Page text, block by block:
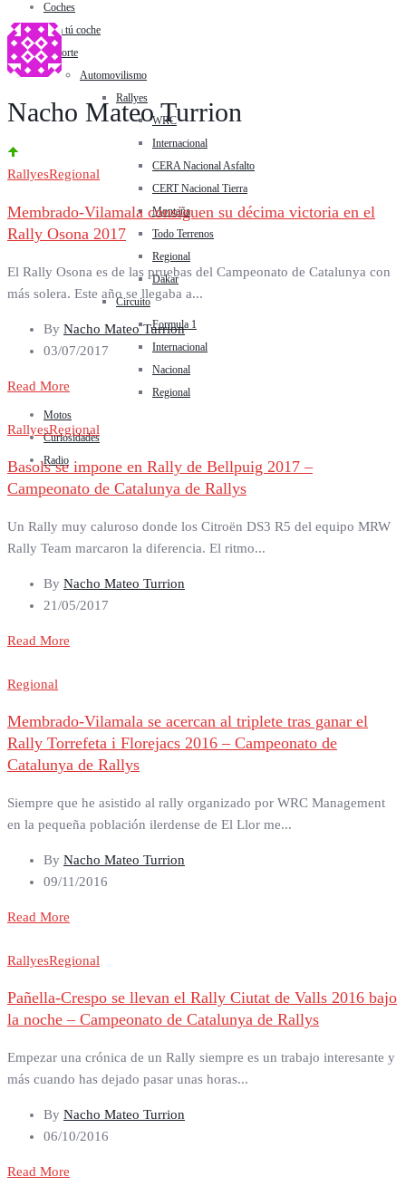
Coches
Tasa tú coche
Deporte
Automovilismo
Rallyes
WRC
Internacional
CERA Nacional Asfalto
CERT Nacional Tierra
Montaña
Todo Terrenos
Regional
Dakar
Circuito
Formula 1
Internacional
Nacional
Regional
Motos
Curiosidades
Radio
Nacho Mateo Turrion
RallyesRegional
Membrado-Vilamala consiguen su décima victoria en el
Rally Osona 2017
El Rally Osona es de las pruebas del Campeonato de Catalunya con
más solera. Este año se llegaba a...
By Nacho Mateo Turrion
03/07/2017
Read More
RallyesRegional
Basols se impone en Rally de Bellpuig 2017 –
Campeonato de Catalunya de Rallys
Un Rally muy caluroso donde los Citroën DS3 R5 del equipo MRW
Rally Team marcaron la diferencia. El ritmo...
By Nacho Mateo Turrion
21/05/2017
Read More
Regional
Membrado-Vilamala se acercan al triplete tras ganar el
Rally Torrefeta i Florejacs 2016 – Campeonato de
Catalunya de Rallys
Siempre que he asistido al rally organizado por WRC Management
en la pequeña población ilerdense de El Llor me...
By Nacho Mateo Turrion
09/11/2016
Read More
RallyesRegional
Pañella-Crespo se llevan el Rally Ciutat de Valls 2016 bajo
la noche – Campeonato de Catalunya de Rallys
Empezar una crónica de un Rally siempre es un trabajo interesante y
más cuando has dejado pasar unas horas...
By Nacho Mateo Turrion
06/10/2016
Read More